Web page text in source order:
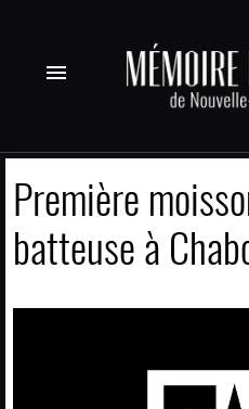
menu
Première
batteuse à